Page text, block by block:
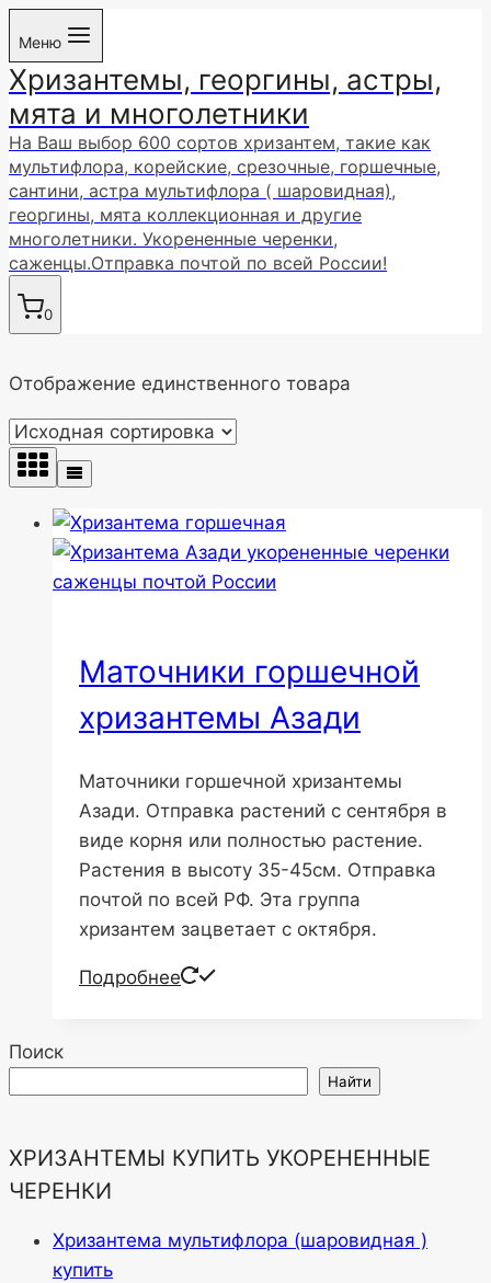
Перейти
содержимому
Меню
Хризантемы, георгины, астры,
мята и многолетники
На Ваш выбор 600 сортов хризантем, такие как
мультифлора, корейские, срезочные, горшечные,
сантини, астра мультифлора ( шаровидная),
георгины, мята коллекционная и другие
многолетники. Укорененные черенки,
саженцы.Отправка почтой по всей России!
0
Отображение единственного товара
Маточники горшечной
хризантемы Азади
Маточники горшечной хризантемы
Азади. Отправка растений с сентября в
виде корня или полностью растение.
Растения в высоту 35-45см. Отправка
почтой по всей РФ. Эта группа
хризантем зацветает с октября.
Подробнее
Поиск
Найти
ХРИЗАНТЕМЫ КУПИТЬ УКОРЕНЕННЫЕ
ЧЕРЕНКИ
Хризантема мультифлора (шаровидная )
купить